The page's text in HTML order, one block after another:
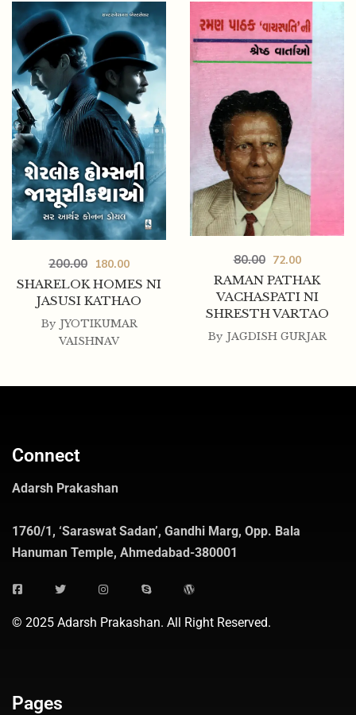
SHARELOK HOMES NI
JASUSI KATHAO
200.00 180.00
By JYOTIKUMAR
VAISHNAV
RAMAN PATHAK
VACHASPATI NI
SHRESTH VARTAO
80.00 72.00
By JAGDISH GURJAR
Connect
Adarsh Prakashan
1760/1, ‘Saraswat Sadan’, Gandhi Marg, Opp. Bala
Hanuman Temple, Ahmedabad-380001
© 2025 Adarsh Prakashan. All Right Reserved.
Pages